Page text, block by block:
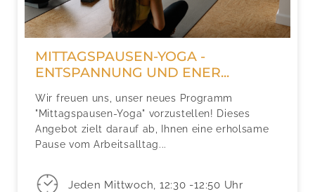
MITTAGSPAUSEN-YOGA -
ENTSPANNUNG UND ENER...
Wir freuen uns, unser neues Programm
"Mittagspausen-Yoga" vorzustellen! Dieses
Angebot zielt darauf ab, Ihnen eine erholsame
Pause vom Arbeitsalltag...
Jeden Mittwoch, 12:30 -12:50 Uhr